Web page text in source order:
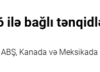
ilə bağlı
Kanada və Meksikada